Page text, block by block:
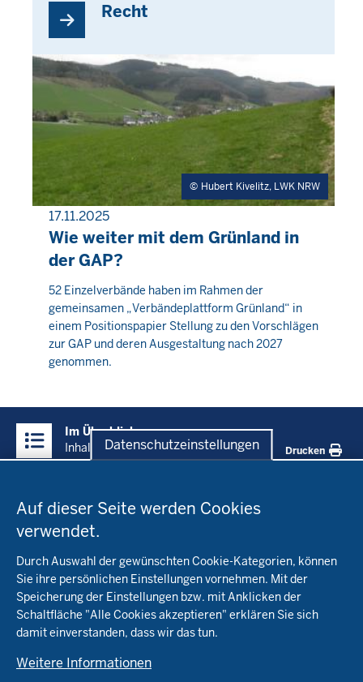
Datenschutzeinstellungen
Auf dieser Seite werden Cookies
verwendet.
Durch Auswahl der gewünschten Cookie-Kategorien, können
Sie ihre persönlichen Einstellungen vornehmen. Mit der
Speicherung der Einstellungen bzw. mit Anklicken der
Schaltfläche "Alle Cookies akzeptieren" erklären Sie sich
damit einverstanden, dass wir das tun.
Weitere Informationen
Recht
Hubert Kivelitz, LWK NRW
17.11.2025
PRESSEMITTEILUNG
Wie weiter mit dem Grünland in
der GAP?
Donnerstag,
6
August
2026
-
52 Einzelverbände haben im Rahmen der
gemeinsamen „Verbändeplattform Grünland“ in
einem Positionspapier Stellung zu den Vorschlägen
zur GAP und deren Ausgestaltung nach 2027
genommen.
Inhalte
Im Überblick
Inhalt
Drucken
in
der
Fachinfo
Öko-Modellregionen NRW
Pflanzenbau
Tierhaltung
Markt
Umstellung
Beratung
Bioland
Versuche
Leitbetriebe Ökologischer Landbau